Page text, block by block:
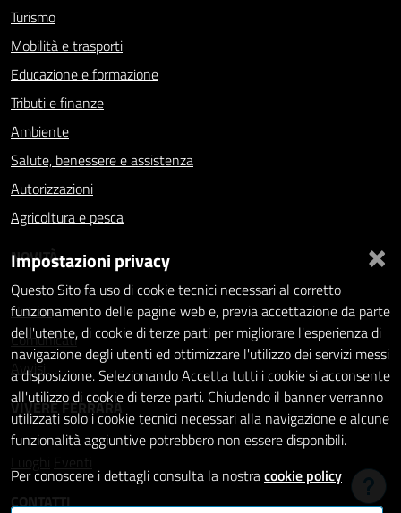
Turismo
Mobilità e trasporti
Educazione e formazione
Tributi e finanze
Ambiente
Salute, benessere e assistenza
Autorizzazioni
Agricoltura e pesca
NOVITÀ
Notizie
Comunicati
Avvisi
VIVERE FERRARA
Luoghi
Eventi
CONTATTI
×
Impostazioni privacy
Questo Sito fa uso di cookie tecnici necessari al corretto
funzionamento delle pagine web e, previa accettazione da parte
dell'utente, di cookie di terze parti per migliorare l'esperienza di
navigazione degli utenti ed ottimizzare l'utilizzo dei servizi messi
a disposizione. Selezionando Accetta tutti i cookie si acconsente
all'utilizzo di cookie di terze parti. Chiudendo il banner verranno
utilizzati solo i cookie tecnici necessari alla navigazione e alcune
funzionalità aggiuntive potrebbero non essere disponibili.
Per conoscere i dettagli consulta la nostracookie policy
Hai